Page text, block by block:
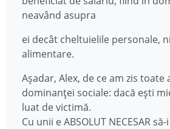
neavând asupra
ei decât cheltuielile personale,
alimentare.
Așadar, Alex, de ce am zis toate
dominanței sociale: dacă ești
luat de victimă.
Cu unii e ABSOLUT NECESAR